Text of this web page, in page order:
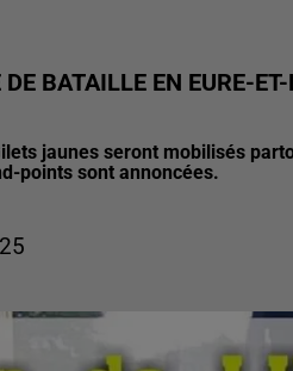
BATAILLE EN EURE-
jaunes seront mobilisés
points sont annoncées.